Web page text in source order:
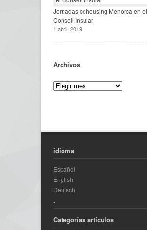
Jornadas cohousing Menorca en el
Consell Insular
1 abril, 2019
Archivos
idioma
Español
English
Deutsch
.
Categorías artículos